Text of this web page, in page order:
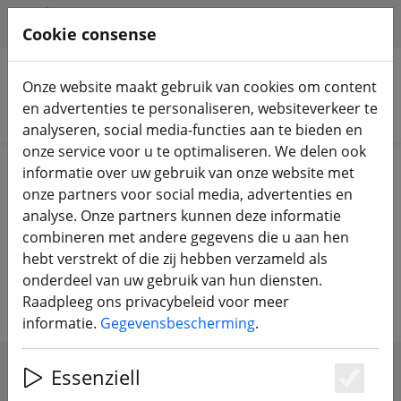
Zoek producten
Home Onderdelen FC, ESC, AIO & Stapels
Vluchtregelaar en ESC voor
racecopters, multicopters, Nuris en
modellen met vaste vleugels
Cookie consense
Onze website maakt gebruik van cookies om content
en advertenties te personaliseren, websiteverkeer te
analyseren, social media-functies aan te bieden en
onze service voor u te optimaliseren. We delen ook
informatie over uw gebruik van onze website met
onze partners voor social media, advertenties en
analyse. Onze partners kunnen deze informatie
combineren met andere gegevens die u aan hen
hebt verstrekt of die zij hebben verzameld als
onderdeel van uw gebruik van hun diensten.
Raadpleeg ons privacybeleid voor meer
informatie. Gegevensbescherming.
Essenziell